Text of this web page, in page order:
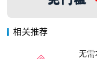
相关推荐
无需